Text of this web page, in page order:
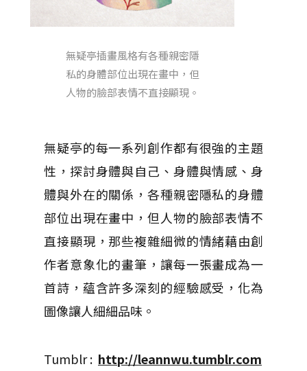
無疑亭插畫風格有各種親密隱
私的身體部位出現在畫中，但
人物的臉部表情不直接顯現。
無疑亭的每一系列創作都有很強的主題
性，探討身體與自己、身體與情感、身
體與外在的關係，各種親密隱私的身體
部位出現在畫中，但人物的臉部表情不
直接顯現，那些複雜細微的情緒藉由創
作者意象化的畫筆，讓每一張畫成為一
首詩，蘊含許多深刻的經驗感受，化為
圖像讓人細細品味。
Tumblr : http://leannwu.tumblr.com